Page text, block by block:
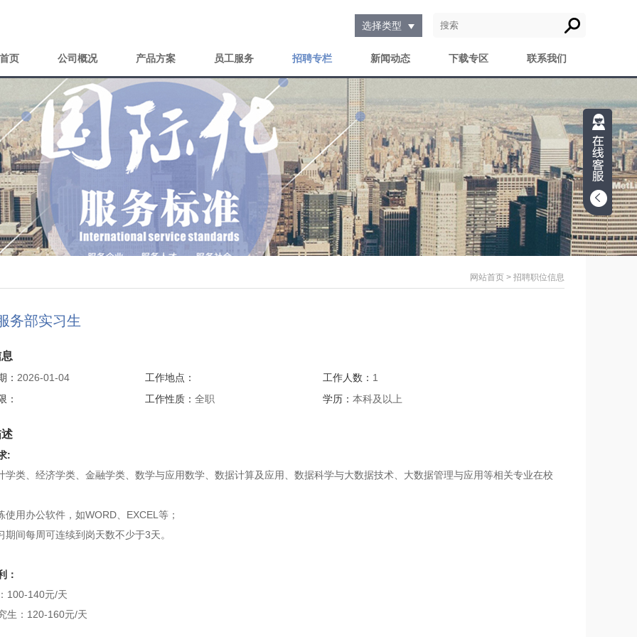
选择类型
页 公司概况 产品方案 员工服务 招聘专栏 新闻动态 下载专区 联系我们
网站首页 > 招聘职位信息
务部实习生
： 2026-01-04 工作地点： 工作人数： 1
：
工作性质： 全职 学历： 本科及以上
:
学类、经济学类、金融学类、数学与应用数学、数据计算及应用、数据科学与大数据技术、大数据管理与应用等相关专业在校
使用办公软件，如WORD、EXCEL等；
期间每周可连续到岗天数不少于3天。
：
100-140元/天
生：120-160元/天